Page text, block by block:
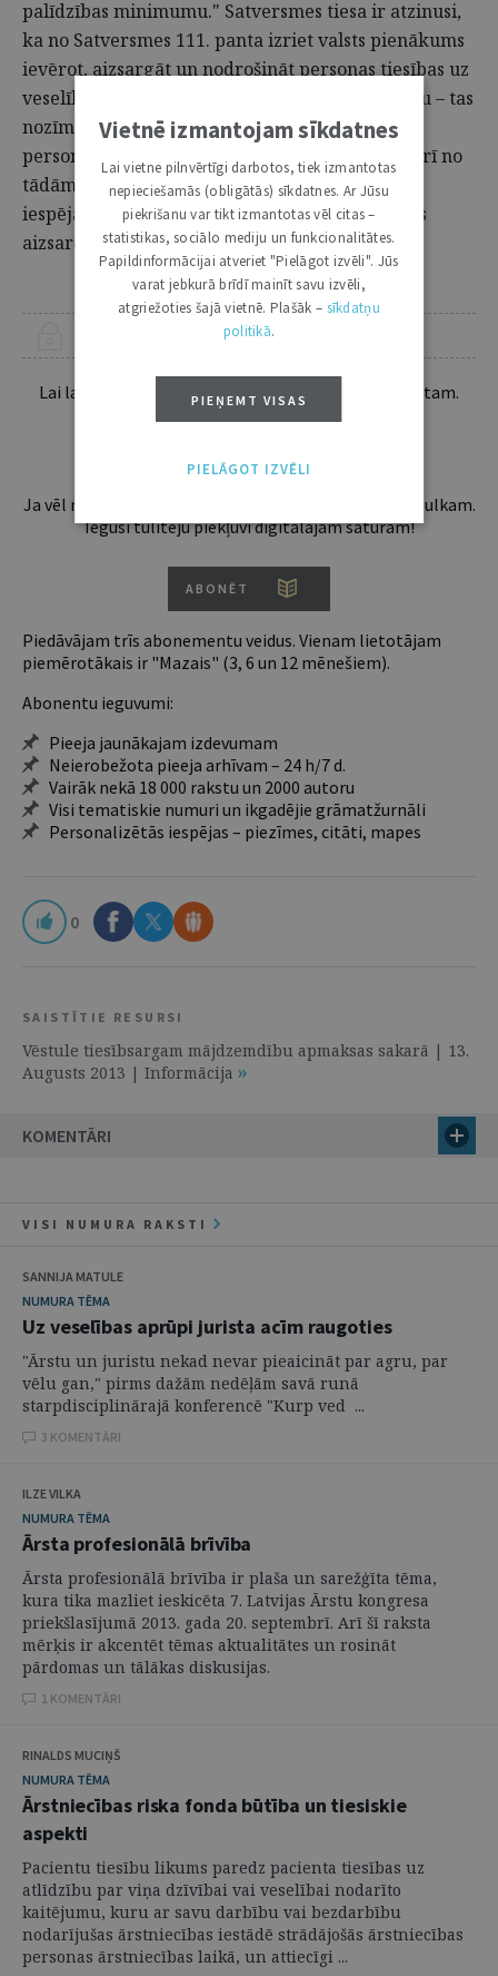
palīdzības minimumu." Satversmes tiesa ir atzinusi,
ka no Satversmes 111. panta izriet valsts pienākums
ievērot, aizsargāt un nodrošināt personas tiesības uz
veselību. Pienākums ievērot tiesības uz veselību – tas
nozīmē, ka valstij ir jāatturas no iejaukšanās
personas tiesībās un brīvībās. Tātad jāatturas arī no
tādām darbībām, kas ierobežo katras personas
iespējas pašai brīvi rūpēties par savas veselības
aizsardzību.
ŠIS RAKSTS PIEEJAMS “JURISTA VĀRDA” ABONENTIEM
Lai lasītu šo rakstu tālāk, Tev jābūt žurnāla abonentam.
Esošos abonentus lūdzam autorizēties:
Ja vēl neesi abonents, aicinām pievienoties lasītāju pulkam.
Iegūsi tūlītēju piekļuvi digitālajam saturam!
ABONĒT
Piedāvājam trīs abonementu veidus. Vienam lietotājam
piemērotākais ir "Mazais" (3, 6 un 12 mēnešiem).
Abonentu ieguvumi:
Pieeja jaunākajam izdevumam
Neierobežota pieeja arhīvam – 24 h/7 d.
Vairāk nekā 18 000 rakstu un 2000 autoru
Visi tematiskie numuri un ikgadējie grāmatžurnāli
Personalizētās iespējas – piezīmes, citāti, mapes
0
SAISTĪTIE RESURSI
Vēstule tiesībsargam mājdzemdību apmaksas sakarā | 13.
Augusts 2013 | Informācija
KOMENTĀRI
VISI NUMURA RAKSTI
SANNIJA MATULE
NUMURA TĒMA
Uz veselības aprūpi jurista acīm raugoties
"Ārstu un juristu nekad nevar pieaicināt par agru, par
vēlu gan," pirms dažām nedēļām savā runā
starpdisciplinārajā konferencē "Kurp ved ...
3 KOMENTĀRI
ILZE VILKA
NUMURA TĒMA
Ārsta profesionālā brīvība
Ārsta profesionālā brīvība ir plaša un sarežģīta tēma,
kura tika mazliet ieskicēta 7. Latvijas Ārstu kongresa
priekšlasījumā 2013. gada 20. septembrī. Arī šī raksta
mērķis ir akcentēt tēmas aktualitātes un rosināt
pārdomas un tālākas diskusijas.
1 KOMENTĀRI
RINALDS MUCIŅŠ
NUMURA TĒMA
Ārstniecības riska fonda būtība un tiesiskie
aspekti
Pacientu tiesību likums paredz pacienta tiesības uz
atlīdzību par viņa dzīvībai vai veselībai nodarīto
kaitējumu, kuru ar savu darbību vai bezdarbību
nodarījušas ārstniecības iestādē strādājošās ārstniecības
personas ārstniecības laikā, un attiecīgi ...
Vietnē izmantojam sīkdatnes
Lai vietne pilnvērtīgi darbotos, tiek izmantotas
nepieciešamās (obligātās) sīkdatnes. Ar Jūsu
piekrišanu var tikt izmantotas vēl citas –
statistikas, sociālo mediju un funkcionalitātes.
Papildinformācijai atveriet "Pielāgot izvēli". Jūs
varat jebkurā brīdī mainīt savu izvēli,
atgriežoties šajā vietnē. Plašāk – sīkdatņu
politikā.
PIEŅEMT VISAS
PIELĀGOT IZVĒLI